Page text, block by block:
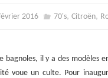
2016 70's, Citroën,
bagnoles, il y a des modèles
voue un culte. Pour